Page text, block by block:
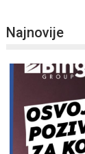
Najnovije